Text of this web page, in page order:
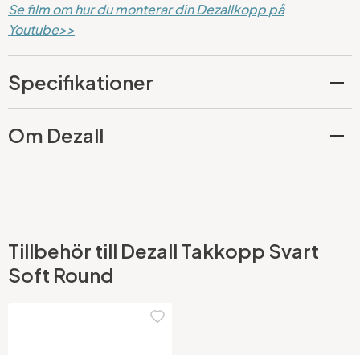
Se film om hur du monterar din Dezallkopp på
Youtube>>
Specifikationer
Om Dezall
Tillbehör till Dezall Takkopp Svart
Soft Round